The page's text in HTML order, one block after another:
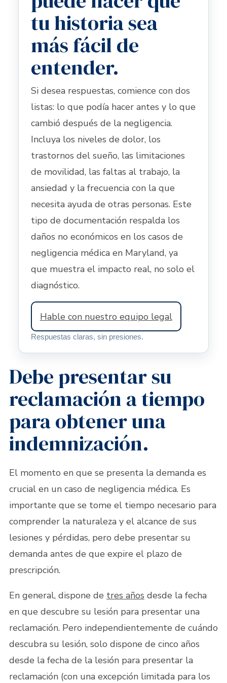
tu historia sea
más fácil de
entender.
Si desea respuestas, comience con dos
listas: lo que podía hacer antes y lo que
cambió después de la negligencia.
Incluya los niveles de dolor, los
trastornos del sueño, las limitaciones
de movilidad, las faltas al trabajo, la
ansiedad y la frecuencia con la que
necesita ayuda de otras personas. Este
tipo de documentación respalda los
daños no económicos en los casos de
negligencia médica en Maryland, ya
que muestra el impacto real, no solo el
diagnóstico.
Hable con nuestro equipo legal
Respuestas claras, sin presiones.
Debe presentar su
reclamación a tiempo
para obtener una
indemnización.
El momento en que se presenta la demanda es
crucial en un caso de negligencia médica. Es
importante que se tome el tiempo necesario para
comprender la naturaleza y el alcance de sus
lesiones y pérdidas, pero debe presentar su
demanda antes de que expire el plazo de
prescripción.
En general, dispone de tres años desde la fecha
en que descubre su lesión para presentar una
reclamación. Pero independientemente de cuándo
descubra su lesión, solo dispone de cinco años
desde la fecha de la lesión para presentar la
reclamación (con una excepción limitada para los